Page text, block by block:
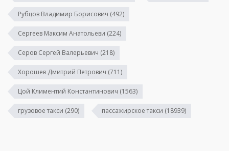
Рубцов Владимир Борисович (492)
Сергеев Максим Анатольеви (224)
Серов Сергей Валерьевич (218)
Хорошев Дмитрий Петрович (711)
Цой Климентий Константинович (1563)
грузовое такси (290) пассажирское такси (18939)